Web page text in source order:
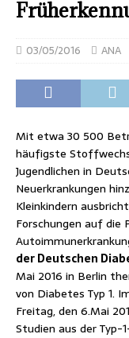
03/05/2016 ANA
Mit etwa 30 500
häufigste
Jugendlichen in
Neuerkrankungen
Kleinkindern
Forschungen auf die
der Deutschen
Mai 2016 in Berlin
von Diabetes Typ 1.
Freitag, den 6.Mai
Studien aus der Typ-